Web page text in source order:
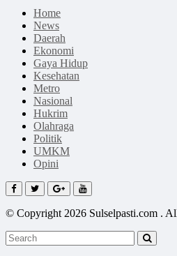
Home
News
Daerah
Ekonomi
Gaya Hidup
Kesehatan
Metro
Nasional
Hukrim
Olahraga
Politik
UMKM
Opini
© Copyright 2026 Sulselpasti.com .